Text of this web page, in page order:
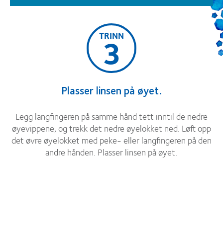
TRINN
3
Plasser linsen på øyet.
Legg langfingeren på samme hånd tett inntil de nedre
øyevippene, og trekk det nedre øyelokket ned. Løft opp
det øvre øyelokket med peke- eller langfingeren på den
andre hånden. Plasser linsen på øyet.